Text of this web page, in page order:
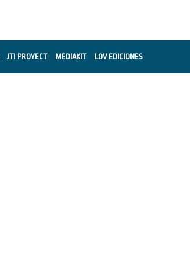
JTI PROYECT MEDIAKIT LOV EDICIONES